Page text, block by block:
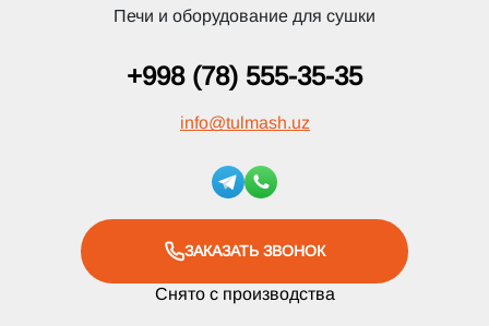
Печи и оборудование для сушки
+998 (78) 555-35-35
info@tulmash.uz
ЗАКАЗАТЬ ЗВОНОК
Снято с производства